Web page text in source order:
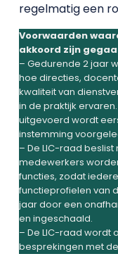
regelmatig een
Voorwaarden
akkoord zijn
– Gedurende 2 jaar
hoe directies,
kwaliteit van
in de praktijk
uitgevoerd wordt
instemming
– De LIC-raad
medewerkers
functies, zodat
functieprofielen van
jaar door een
en ingeschaald.
– De LIC-raad wordt
besprekingen met